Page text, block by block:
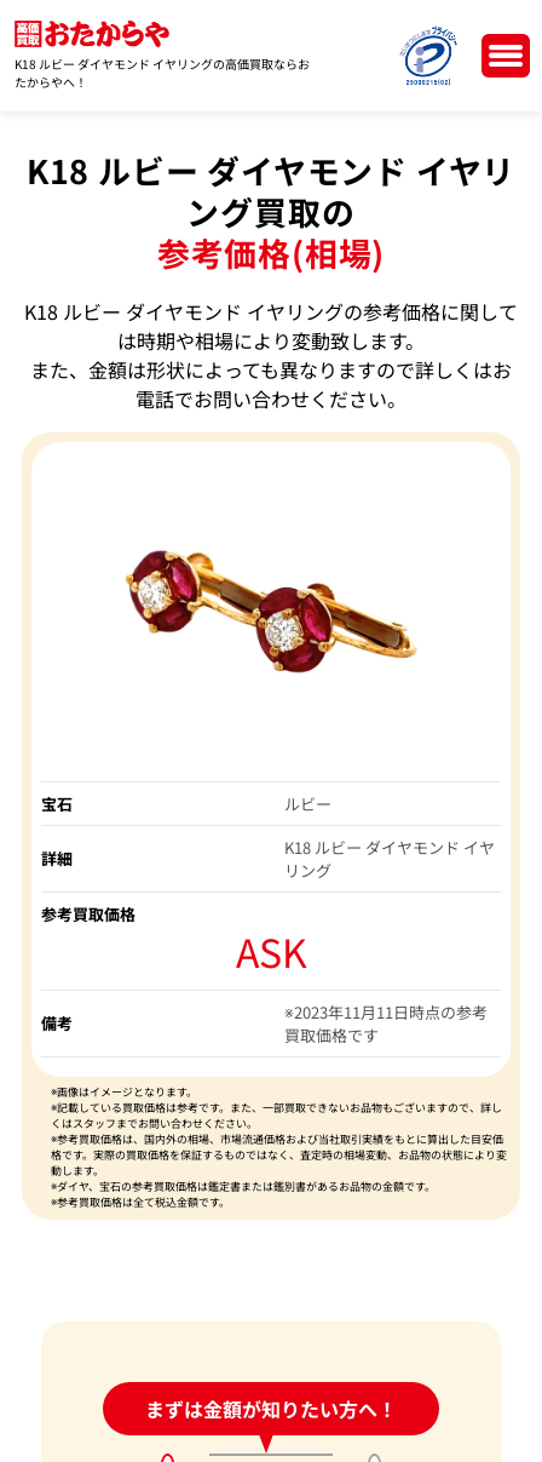
K18 ルビー ダイヤモンド イヤリングの高価買取ならお
たからやへ！
K18 ルビー ダイヤモンド イヤリ
ング買取の
参考価格(相場)
K18 ルビー ダイヤモンド イヤリングの参考価格に関して
は時期や相場により変動致します。
また、金額は形状によっても異なりますので詳しくはお
電話でお問い合わせください。
宝石 ルビー
詳細
K18 ルビー ダイヤモンド イヤ
リング
参考買取価格
ASK
備考
※2023年11月11日時点の参考
買取価格です
※画像はイメージとなります。
※記載している買取価格は参考です。また、一部買取できないお品物もございますので、詳し
くはスタッフまでお問い合わせください。
※参考買取価格は、国内外の相場、市場流通価格および当社取引実績をもとに算出した目安価
格です。実際の買取価格を保証するものではなく、査定時の相場変動、お品物の状態により変
動します。
※ダイヤ、宝石の参考買取価格は鑑定書または鑑別書があるお品物の金額です。
※参考買取価格は全て税込金額です。
まずは金額が知りたい方へ！
24時間受付中!問い合わせフォーム